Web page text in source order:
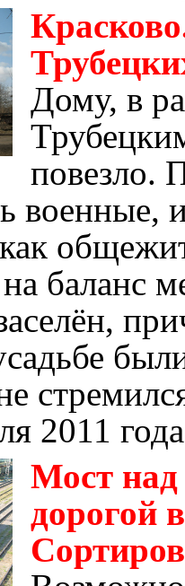
Дому, в
повезло.
военные,
баланс
2011
Мост над
дорогой